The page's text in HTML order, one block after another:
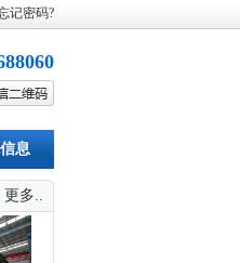
记密码?
息
更多..